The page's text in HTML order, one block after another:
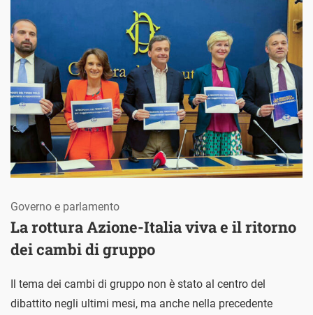
La rottura Azione-Italia viva e il ritorno
dei cambi di gruppo
Governo e parlamento
Il tema dei cambi di gruppo non è stato al centro del
dibattito negli ultimi mesi, ma anche nella precedente